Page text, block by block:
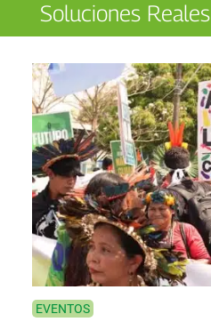
Soluciones Reales
EVENTOS